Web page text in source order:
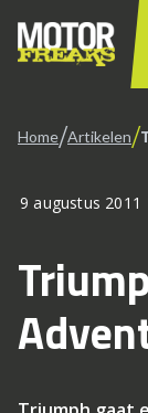
Home/Artikelen/
9 augustus 2011